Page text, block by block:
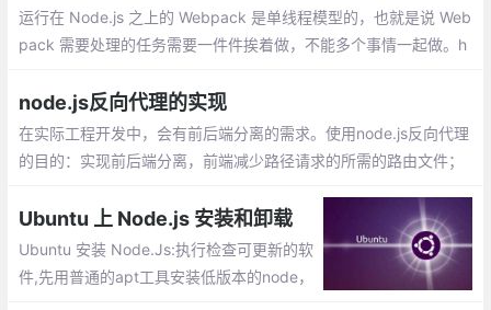
运行在 Node.js 之上的 Webpack 是单线程模型的，也就是说 Web
pack 需要处理的任务需要一件件挨着做，不能多个事情一起做。h
后再把结果发送给主进程。
node.js反向代理的实现
在实际工程开发中，会有前后端分离的需求。使用node.js反向代理
的目的：实现前后端分离，前端减少路径请求的所需的路由文件；
实现node.js的反向代理
Ubuntu 上 Node.js 安装和卸载
Ubuntu 安装 Node.Js:执行检查可更新的软
件,先用普通的apt工具安装低版本的node，